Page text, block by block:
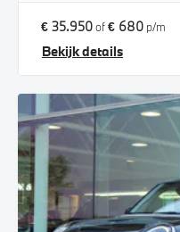
€ 35.950of€ 680 p/m
Bekijk details